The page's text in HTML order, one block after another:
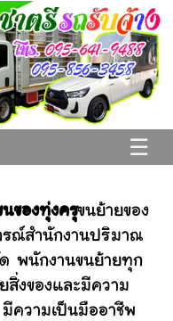
☰
นของทุ่งครุขนย้ายของ
ณ์สำนักงานปริมาณ
พนักงานขนย้ายทุก
สิ่งของและมีความ
ความเป็นมืออาชีพ